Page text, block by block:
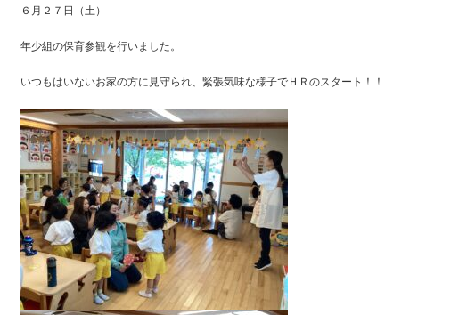
６月２７日（土）
年少組の保育参観を行いました。
いつもはいないお家の方に見守られ、緊張気味な様子でＨＲのスタート！！